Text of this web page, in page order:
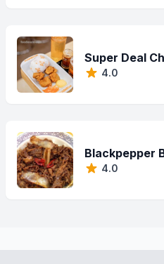
Super Deal
4.0
Blackpepper
4.0